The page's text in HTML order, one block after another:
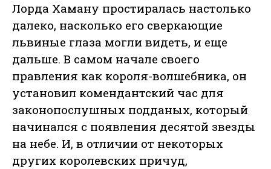
Лорда Хаману простиралась настолько
далеко, насколько его сверкающие
львиные глаза могли видеть, и еще
дальше. В самом начале своего
правления как короля-волшебника, он
установил комендантский час для
законопослушных подданых, который
начинался с появления десятой звезды
на небе. И, в отличии от некоторых
других королевских причуд,